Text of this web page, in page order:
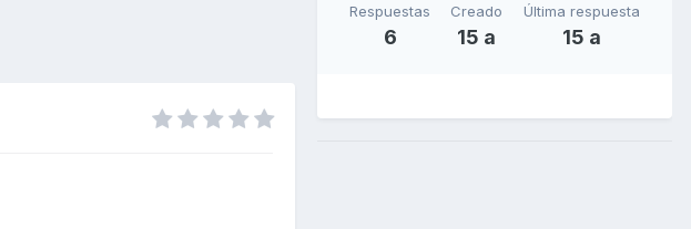
Respuestas
6
Creado
15 a
Última respuesta
15 a